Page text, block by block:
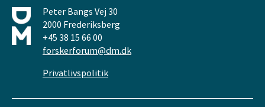
Peter Bangs Vej 30
2000 Frederiksberg
+45 38 15 66 00
forskerforum@dm.dk
Privatlivspolitik